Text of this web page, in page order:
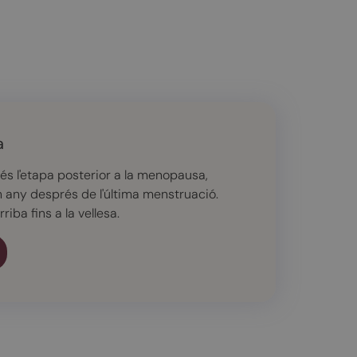
l'etapa posterior a la menopausa,
any després de l'última menstruació.
fins a la vellesa.